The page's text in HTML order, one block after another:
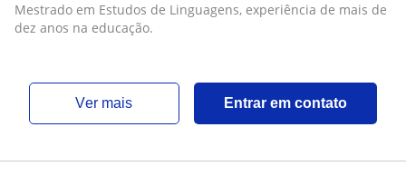
Mestrado em Estudos de Linguagens, experiência de mais de
dez anos na educação.
ver mais Entrar em contato